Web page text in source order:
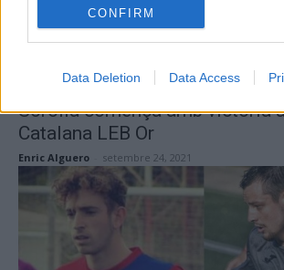
CONFIRM
Data Deletion Data Access
El Bàsquet Girona amb el
Sorolla comença amb victòria
Catalana LEB Or
Enric Alguero setembre 24, 2021